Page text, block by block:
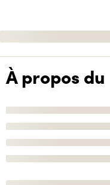
À propos